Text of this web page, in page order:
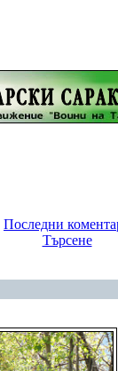
Последни
Търсене